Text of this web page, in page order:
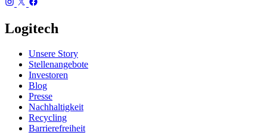
Logitech
Unsere Story
Stellenangebote
Investoren
Blog
Presse
Nachhaltigkeit
Recycling
Barrierefreiheit